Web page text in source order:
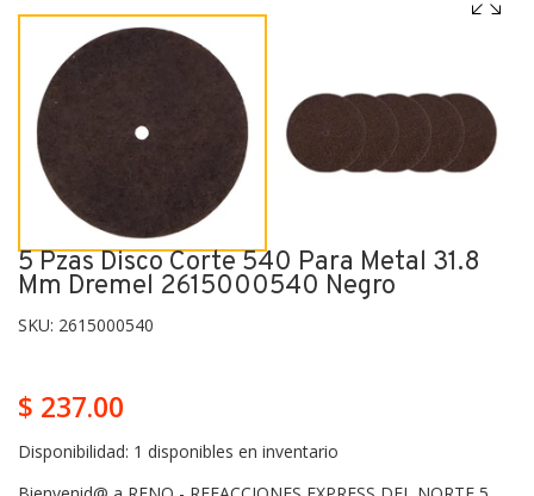
5 Pzas Disco Corte 540 Para Metal 31.8
Mm Dremel 2615000540 Negro
SKU: 2615000540
$ 237.00
Disponibilidad: 1 disponibles en inventario